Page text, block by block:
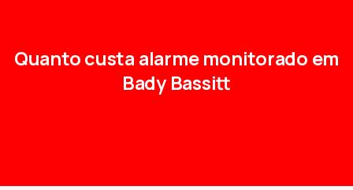
Quantocusta alarme monitorado em
Bady Bassitt